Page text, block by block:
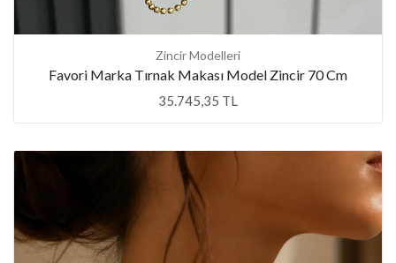
Zincir Modelleri
Favori Marka Tırnak Makası Model Zincir 70 Cm
35.745,35 TL